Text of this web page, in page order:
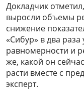
Докладчик
выросли объемы
снижение
«Сибур» в два
равномерности и
же, какой он
расти вместе с
эксперт.